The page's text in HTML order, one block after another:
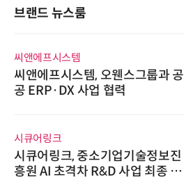
브랜드 뉴스룸
씨앤에프시스템
씨앤에프시스템, 오웬스그룹과 공
공 ERP·DX 사업 협력
시큐어링크
시큐어링크, 중소기업기술정보진
흥원 AI 초격차 R&D 사업 최종 선